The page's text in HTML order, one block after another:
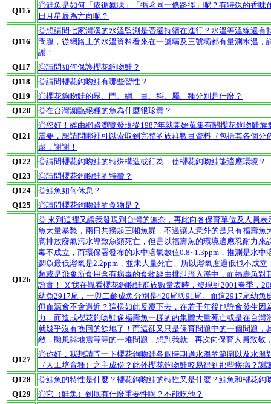
Q115
◎鮭魚是如何「依循氣味」「循著同一條路徑」呢？有特殊的香
日月星辰為方向呢？
Q116
◎想請問七家灣溪的水溫監測是否還持續在進行？水溫等溫線還
問題，從網路上的水溫資料看來在一號壩及三號壩都有量測水溫
謝！
Q117
◎請問如何保護櫻花鉤吻鮭？
Q118
◎請問櫻花鉤吻鮭有哪些習性？
Q119
◎櫻花鉤吻鮭的界、門、綱、目、科、屬、種分別是什麼？
Q120
◎在台灣瀕臨絕種的魚為什麼很珍貴？
Q121
◎您好！經由網路瀏覽發現從1987年就開始蒐集有關櫻花鉤吻鮭
需要，想請問哪裡可以索取到完整的族群數目資料（包括其各個
盡，謝謝！
Q122
◎請問櫻花鉤吻鮭的特殊構造或行為，使櫻花鉤吻鮭能適應環境？
Q123
◎請問櫻花鉤吻鮭的特徵？
Q124
◎鮭魚如何休息？
Q125
◎請問櫻花鉤吻鮭的食物是？
Q126
◎ 來到這裡又讓我發現到台灣的無奈，再此向各保育單位及人員
魚大量暴斃，兩日共撈起三噸魚屍，不過讓人意外的是只有福壽
意排放廢氣污水導致魚類死亡，但是以福壽魚的環境適應忍耐力
毒不成立，而環保署發布的水中溶氧數值0.8~1.3ppm，推測是水
鯽魚最低溶氧是2.2ppm，並未大量死亡。所以溶氧度過低也不成
類或是飛禽所食用含有病毒的食物經由排泄流入溪中，而福壽魚
證實！ 又我在觀看櫻花鉤吻鮭群族數量表時，發現到2001春季，
幼魚2917尾，一與二齡成魚分別是420尾與91尾。而這2917尾幼
但血源會不會過近？這樣如此反覆下去，在若干年後也許會發生
力，而造成櫻花鉤吻鮭像福壽魚一樣的的集體大量死亡或是在台
就幾乎沒有挽回的餘地了！而這卻又只是保育問題中的一個問題
敵，颱風與地震等等的一堆問題，想到我就....再次向保育人員致敬
Q127
◎你好，我想請問一下櫻花鉤吻鮭各個時期適水溫的範圍以及水溫
（人工培育種）之主成份？此外櫻花鉤吻鮭較易得到那些疾病？謝
Q128
◎鮭魚的特性是什麼？櫻花鉤吻鮭的特性又是什麼？鮭魚和櫻花鉤
Q129
◎它（鮭魚）到底有什麼重要性啊？不能吃他？